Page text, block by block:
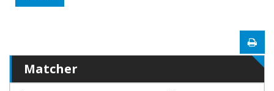
Matcher